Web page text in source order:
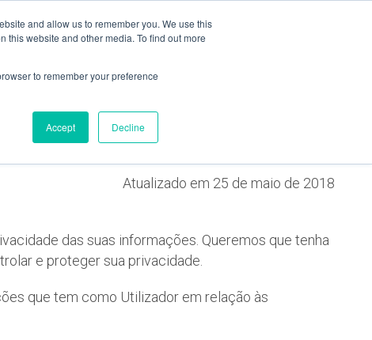
and allow us to remember you. We use this
this website and other media. To find out more
to remember your preference
Accept Decline
Company Retailers Media
Atualizado em 25 de maio de 2018
das suas informações. Queremos que tenha
e proteger sua privacidade.
que tem como Utilizador em relação às